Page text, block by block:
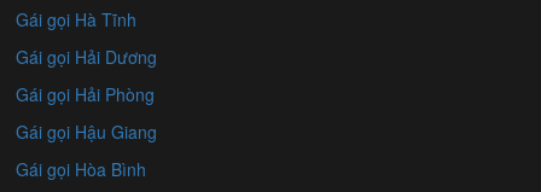
Gái gọi Hà Tĩnh
Gái gọi Hải Dương
Gái gọi Hải Phòng
Gái gọi Hậu Giang
Gái gọi Hòa Bình